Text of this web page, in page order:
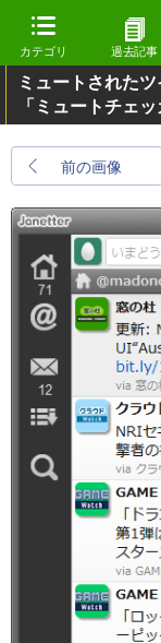
カテゴリ 過去記事
ミュートされた
「ミュートチェッ
前の画像